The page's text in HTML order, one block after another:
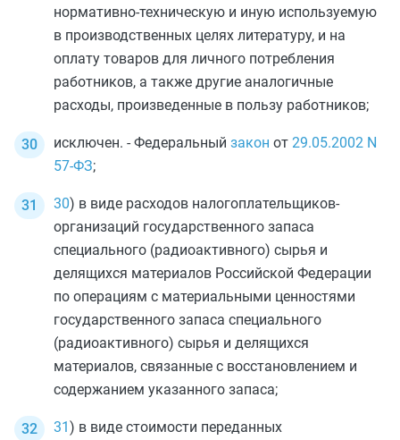
нормативно-техническую и иную используемую
в производственных целях литературу, и на
оплату товаров для личного потребления
работников, а также другие аналогичные
расходы, произведенные в пользу работников;
исключен. - Федеральный закон от 29.05.2002 N
57-ФЗ;
30) в виде расходов налогоплательщиков-
организаций государственного запаса
специального (радиоактивного) сырья и
делящихся материалов Российской Федерации
по операциям с материальными ценностями
государственного запаса специального
(радиоактивного) сырья и делящихся
материалов, связанные с восстановлением и
содержанием указанного запаса;
31) в виде стоимости переданных